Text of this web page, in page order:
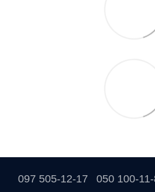
097 505-12-17 050 100-